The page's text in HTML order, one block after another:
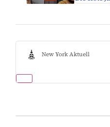
New York Aktuell